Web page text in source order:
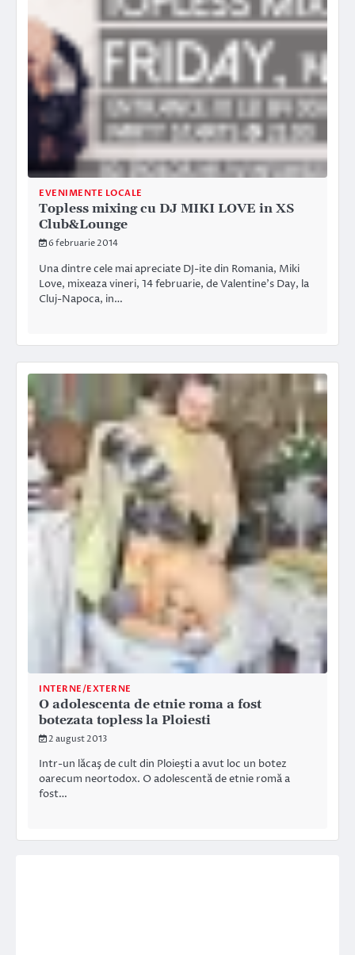
EVENIMENTE LOCALE
Topless mixing cu DJ MIKI LOVE in XS
Club&Lounge
6 februarie 2014
Una dintre cele mai apreciate DJ-ite din Romania, Miki
Love, mixeaza vineri, 14 februarie, de Valentine’s Day, la
Cluj-Napoca, in…
INTERNE/EXTERNE
O adolescenta de etnie roma a fost
botezata topless la Ploiesti
2 august 2013
Intr-un lăcaş de cult din Ploieşti a avut loc un botez
oarecum neortodox. O adolescentă de etnie romă a
fost…